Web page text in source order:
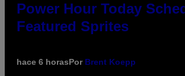
Power Hour Today
Featured Sprites
hace 6 horasPor Brent Koepp